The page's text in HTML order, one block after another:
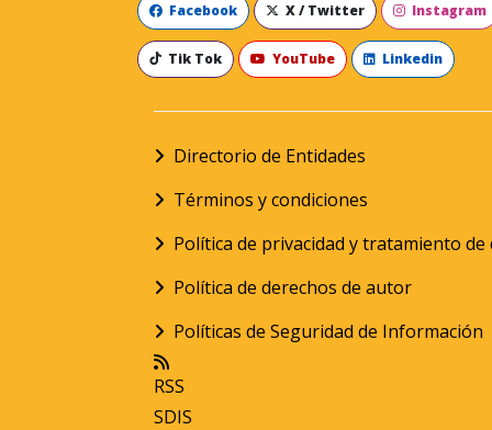
Facebook X / Twitter Instagram
Tik Tok YouTube Linkedin
Directorio de Entidades
Términos y condiciones
Política de privacidad y tratamiento
Política de derechos de autor
Políticas de Seguridad de Información
RSS
SDIS